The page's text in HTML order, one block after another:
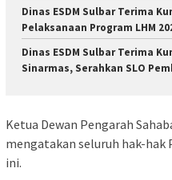
Dinas ESDM Sulbar Terima
Pelaksanaan Program LHM
Dinas ESDM Sulbar Terima
Sinarmas, Serahkan SLO
Ketua Dewan Pengarah
mengatakan seluruh hak-hak
ini.